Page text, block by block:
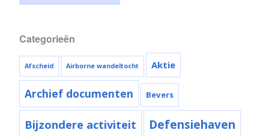
Categorieën
Afscheid Airborne wandeltocht Aktie
Archief documenten Bevers
Bijzondere activiteit Defensiehaven